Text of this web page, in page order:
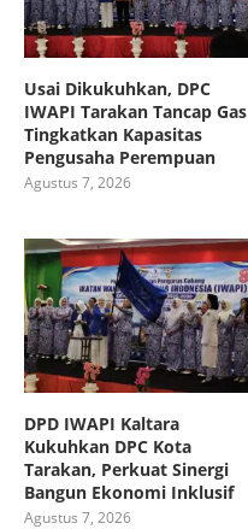
Usai Dikukuhkan, DPC
IWAPI Tarakan Tancap Gas
Tingkatkan Kapasitas
Pengusaha Perempuan
Agustus 7, 2026
DPD IWAPI Kaltara
Kukuhkan DPC Kota
Tarakan, Perkuat Sinergi
Bangun Ekonomi Inklusif
Agustus 7, 2026